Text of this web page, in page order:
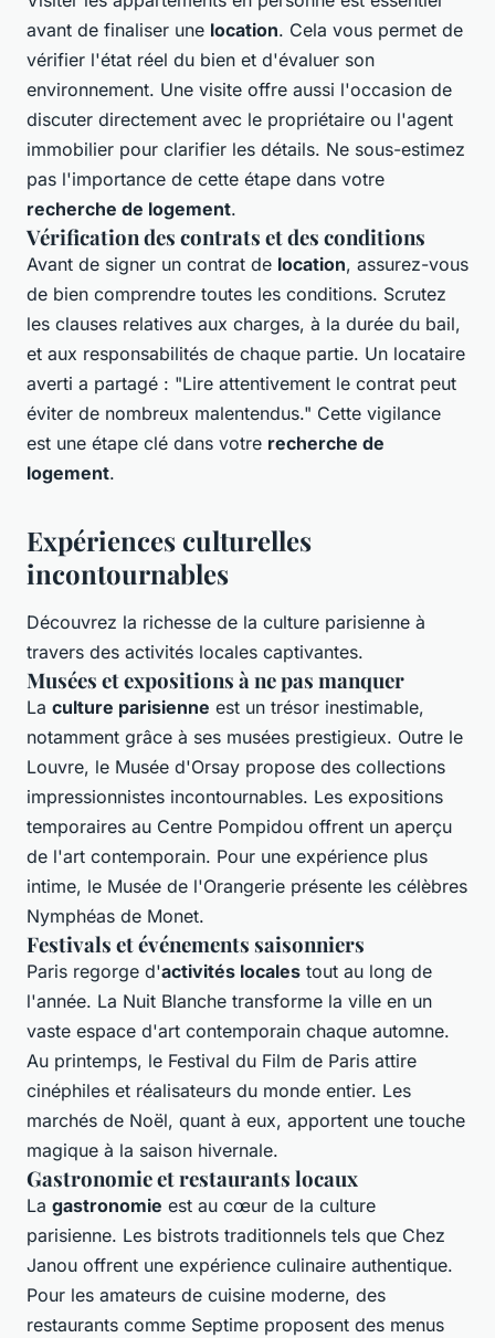
avant de finaliser une location. Cela vous permet de
vérifier l'état réel du bien et d'évaluer son
environnement. Une visite offre aussi l'occasion de
discuter directement avec le propriétaire ou l'agent
immobilier pour clarifier les détails. Ne sous-estimez
pas l'importance de cette étape dans votre
recherche de logement.
Vérification des contrats et des conditions
Avant de signer un contrat de location, assurez-vous
de bien comprendre toutes les conditions. Scrutez
les clauses relatives aux charges, à la durée du bail,
et aux responsabilités de chaque partie. Un locataire
averti a partagé : "Lire attentivement le contrat peut
éviter de nombreux malentendus." Cette vigilance
est une étape clé dans votre recherche de
logement.
Expériences culturelles
incontournables
Découvrez la richesse de la culture parisienne à
travers des activités locales captivantes.
Musées et expositions à ne pas manquer
La culture parisienne est un trésor inestimable,
notamment grâce à ses musées prestigieux. Outre le
Louvre, le Musée d'Orsay propose des collections
impressionnistes incontournables. Les expositions
temporaires au Centre Pompidou offrent un aperçu
de l'art contemporain. Pour une expérience plus
intime, le Musée de l'Orangerie présente les célèbres
Nymphéas de Monet.
Festivals et événements saisonniers
Paris regorge d'activités locales tout au long de
l'année. La Nuit Blanche transforme la ville en un
vaste espace d'art contemporain chaque automne.
Au printemps, le Festival du Film de Paris attire
cinéphiles et réalisateurs du monde entier. Les
marchés de Noël, quant à eux, apportent une touche
magique à la saison hivernale.
Gastronomie et restaurants locaux
La gastronomie est au cœur de la culture
parisienne. Les bistrots traditionnels tels que Chez
Janou offrent une expérience culinaire authentique.
Pour les amateurs de cuisine moderne, des
restaurants comme Septime proposent des menus